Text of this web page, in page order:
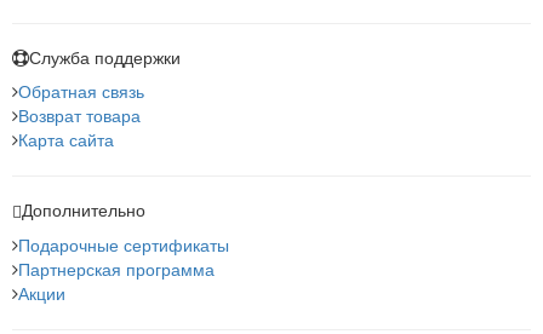
Служба поддержки
Обратная связь
Возврат товара
Карта сайта
Дополнительно
Подарочные сертификаты
Партнерская программа
Акции